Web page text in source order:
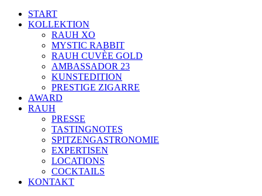
START
KOLLEKTION
RAUH XO
MYSTIC RABBIT
RAUH CUVÈE GOLD
AMBASSADOR 23
KUNSTEDITION
PRESTIGE ZIGARRE
AWARD
RAUH
PRESSE
TASTINGNOTES
SPITZENGASTRONOMIE
EXPERTISEN
LOCATIONS
COCKTAILS
KONTAKT